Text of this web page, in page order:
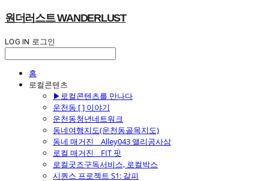
원더러스트 WANDERLUST
LOG IN 로그인
홈
로컬콘텐츠
▶로컬콘텐츠를 만나다
운천동 [ ] 이야기
운천동청년네트워크
동네여행지도(운천동골목지도)
동네 매거진 _ Alley043 앨리공사삼
로컬 매거진 _ FIT 핏
로컬굿즈구독서비스, 로컬박스
시퀀스 프로젝트 S1: 갈피